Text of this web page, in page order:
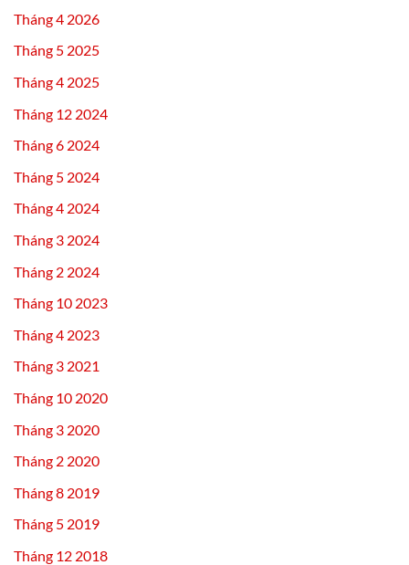
Tháng 4 2026
Tháng 5 2025
Tháng 4 2025
Tháng 12 2024
Tháng 6 2024
Tháng 5 2024
Tháng 4 2024
Tháng 3 2024
Tháng 2 2024
Tháng 10 2023
Tháng 4 2023
Tháng 3 2021
Tháng 10 2020
Tháng 3 2020
Tháng 2 2020
Tháng 8 2019
Tháng 5 2019
Tháng 12 2018